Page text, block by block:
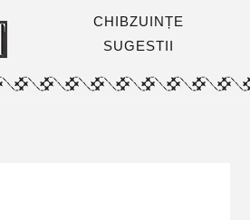
CHIBZUINȚE
SUGESTII